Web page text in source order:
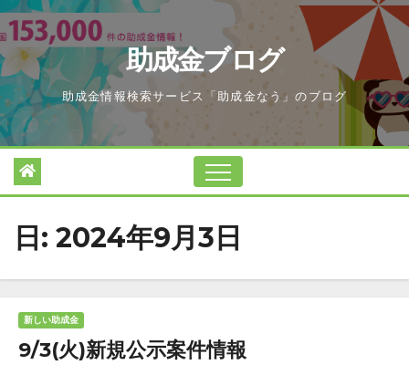
Skip
to
content
助成金ブログ
助成金情報検索サービス「助成金なう」のブログ
日: 2024年9月3日
新しい助成金
9/3(火)新規公示案件情報